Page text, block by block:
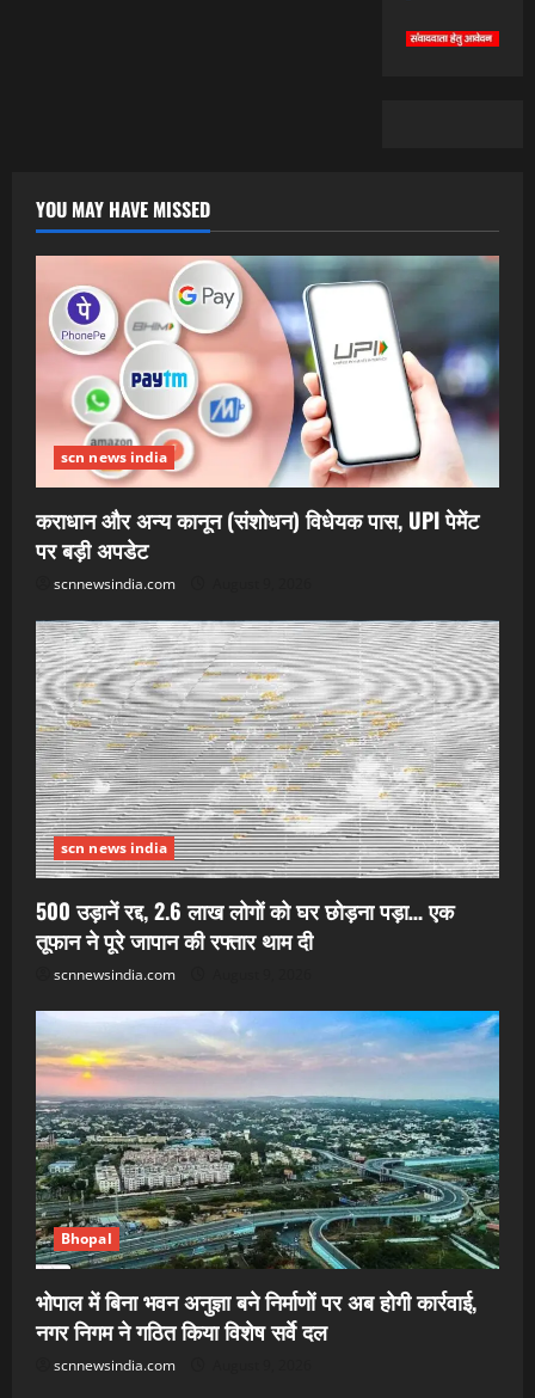
YOU MAY HAVE MISSED
scn news india
कराधान और अन्य कानून (संशोधन) विधेयक पास, UPI पेमेंट
पर बड़ी अपडेट
scnnewsindia.com
scn news india
500 उड़ानें रद्द, 2.6 लाख लोगों को घर छोड़ना पड़ा… एक
तूफान ने पूरे जापान की रफ्तार थाम दी
scnnewsindia.com
Bhopal
भोपाल में बिना भवन अनुज्ञा बने निर्माणों पर अब होगी कार्रवाई,
नगर निगम ने गठित किया विशेष सर्वे दल
scnnewsindia.com